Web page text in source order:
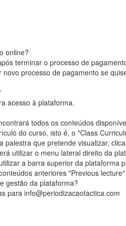
online?
terminar o processo de
processo de pagamento se
acesso à plataforma.
todos os conteúdos
do curso, isto é, o "Class
palestra que pretende visualizar,
utilizar o menu lateral direito da
a barra superior da plataforma
anteriores "Previous lecture".
gestão da plataforma?
para info@periodizacaotactica.com